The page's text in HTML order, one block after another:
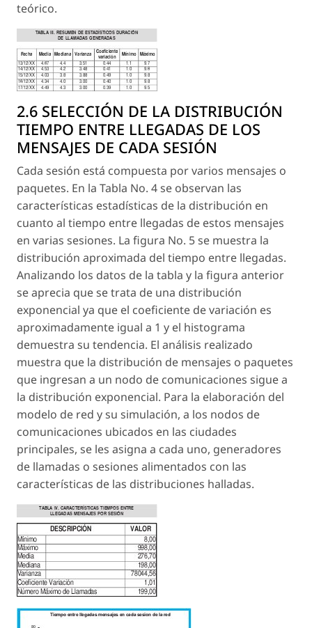
teórico.
2.6 SELECCIÓN DE LA DISTRIBUCIÓN
TIEMPO ENTRE LLEGADAS DE LOS
MENSAJES DE CADA SESIÓN
Cada sesión está compuesta por varios mensajes o
paquetes. En la Tabla No. 4 se observan las
características estadísticas de la distribución en
cuanto al tiempo entre llegadas de estos mensajes
en varias sesiones. La figura No. 5 se muestra la
distribución aproximada del tiempo entre llegadas.
Analizando los datos de la tabla y la figura anterior
se aprecia que se trata de una distribución
exponencial ya que el coeficiente de variación es
aproximadamente igual a 1 y el histograma
demuestra su tendencia. El análisis realizado
muestra que la distribución de mensajes o paquetes
que ingresan a un nodo de comunicaciones sigue a
la distribución exponencial. Para la elaboración del
modelo de red y su simulación, a los nodos de
comunicaciones ubicados en las ciudades
principales, se les asigna a cada uno, generadores
de llamadas o sesiones alimentados con las
características de las distribuciones halladas.